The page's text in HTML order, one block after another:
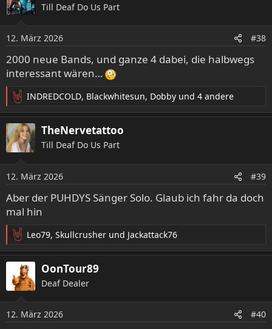
Till Deaf Do Us Part
12. März 2026 #38
2000 neue Bands, und ganze 4 dabei, die halbwegs
interessant wären…
R
e
a
k
t
n
e
n
:
INDREDCOLD, Blackwhitesun, Dobby und 4 andere
TheNervetattoo
Till Deaf Do Us Part
12. März 2026 #39
Aber der PUHDYS Sänger Solo. Glaub ich fahr da doch
mal hin
R
e
a
k
t
o
n
Leo79, Skullcrusher und Jackattack76
OonTour89
Deaf Dealer
12. März 2026 #40